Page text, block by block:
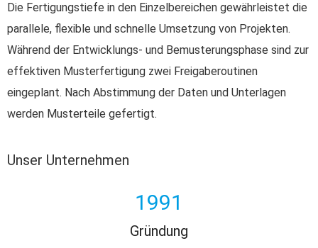
Die Fertigungstiefe in den Einzelbereichen gewährleistet die
parallele, flexible und schnelle Umsetzung von Projekten.
Während der Entwicklungs- und Bemusterungsphase sind zur
effektiven Musterfertigung zwei Freigaberoutinen
eingeplant. Nach Abstimmung der Daten und Unterlagen
werden Musterteile gefertigt.
Unser Unternehmen
Gründung
1991